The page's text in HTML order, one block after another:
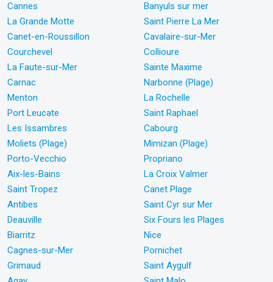
Cannes
Banyuls sur mer
La Grande Motte
Saint Pierre La Mer
Canet-en-Roussillon
Cavalaire-sur-Mer
Courchevel
Collioure
La Faute-sur-Mer
Sainte Maxime
Carnac
Narbonne (Plage)
Menton
La Rochelle
Port Leucate
Saint Raphael
Les Issambres
Cabourg
Moliets (Plage)
Mimizan (Plage)
Porto-Vecchio
Propriano
Aix-les-Bains
La Croix Valmer
Saint Tropez
Canet Plage
Antibes
Saint Cyr sur Mer
Deauville
Six Fours les Plages
Biarritz
Nice
Cagnes-sur-Mer
Pornichet
Grimaud
Saint Aygulf